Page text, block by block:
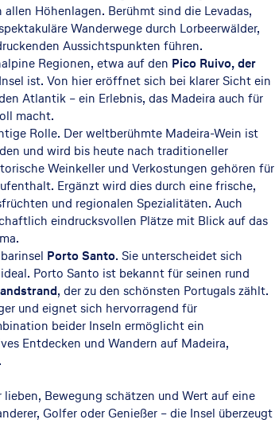
Höhenlagen. Berühmt sind die Levadas,
Wanderwege durch Lorbeerwälder,
Aussichtspunkten führen.
Regionen, etwa auf den Pico Ruivo, der
ist. Von hier eröffnet sich bei klarer Sicht ein
Atlantik – ein Erlebnis, das Madeira auch für
macht.
Rolle. Der weltberühmte Madeira-Wein ist
und wird bis heute nach traditioneller
Weinkeller und Verkostungen gehören für
Ergänzt wird dies durch eine frische,
und regionalen Spezialitäten. Auch
eindrucksvollen Plätze mit Blick auf das
Porto Santo. Sie unterscheidet sich
Porto Santo ist bekannt für seinen rund
, der zu den schönsten Portugals zählt.
und eignet sich hervorragend für
beider Inseln ermöglicht ein
Entdecken und Wandern auf Madeira,
Bewegung schätzen und Wert auf eine
Golfer oder Genießer – die Insel überzeugt